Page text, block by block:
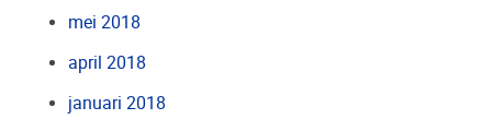
mei 2018
april 2018
januari 2018